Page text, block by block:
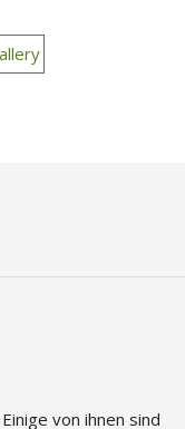
von ihnen sind